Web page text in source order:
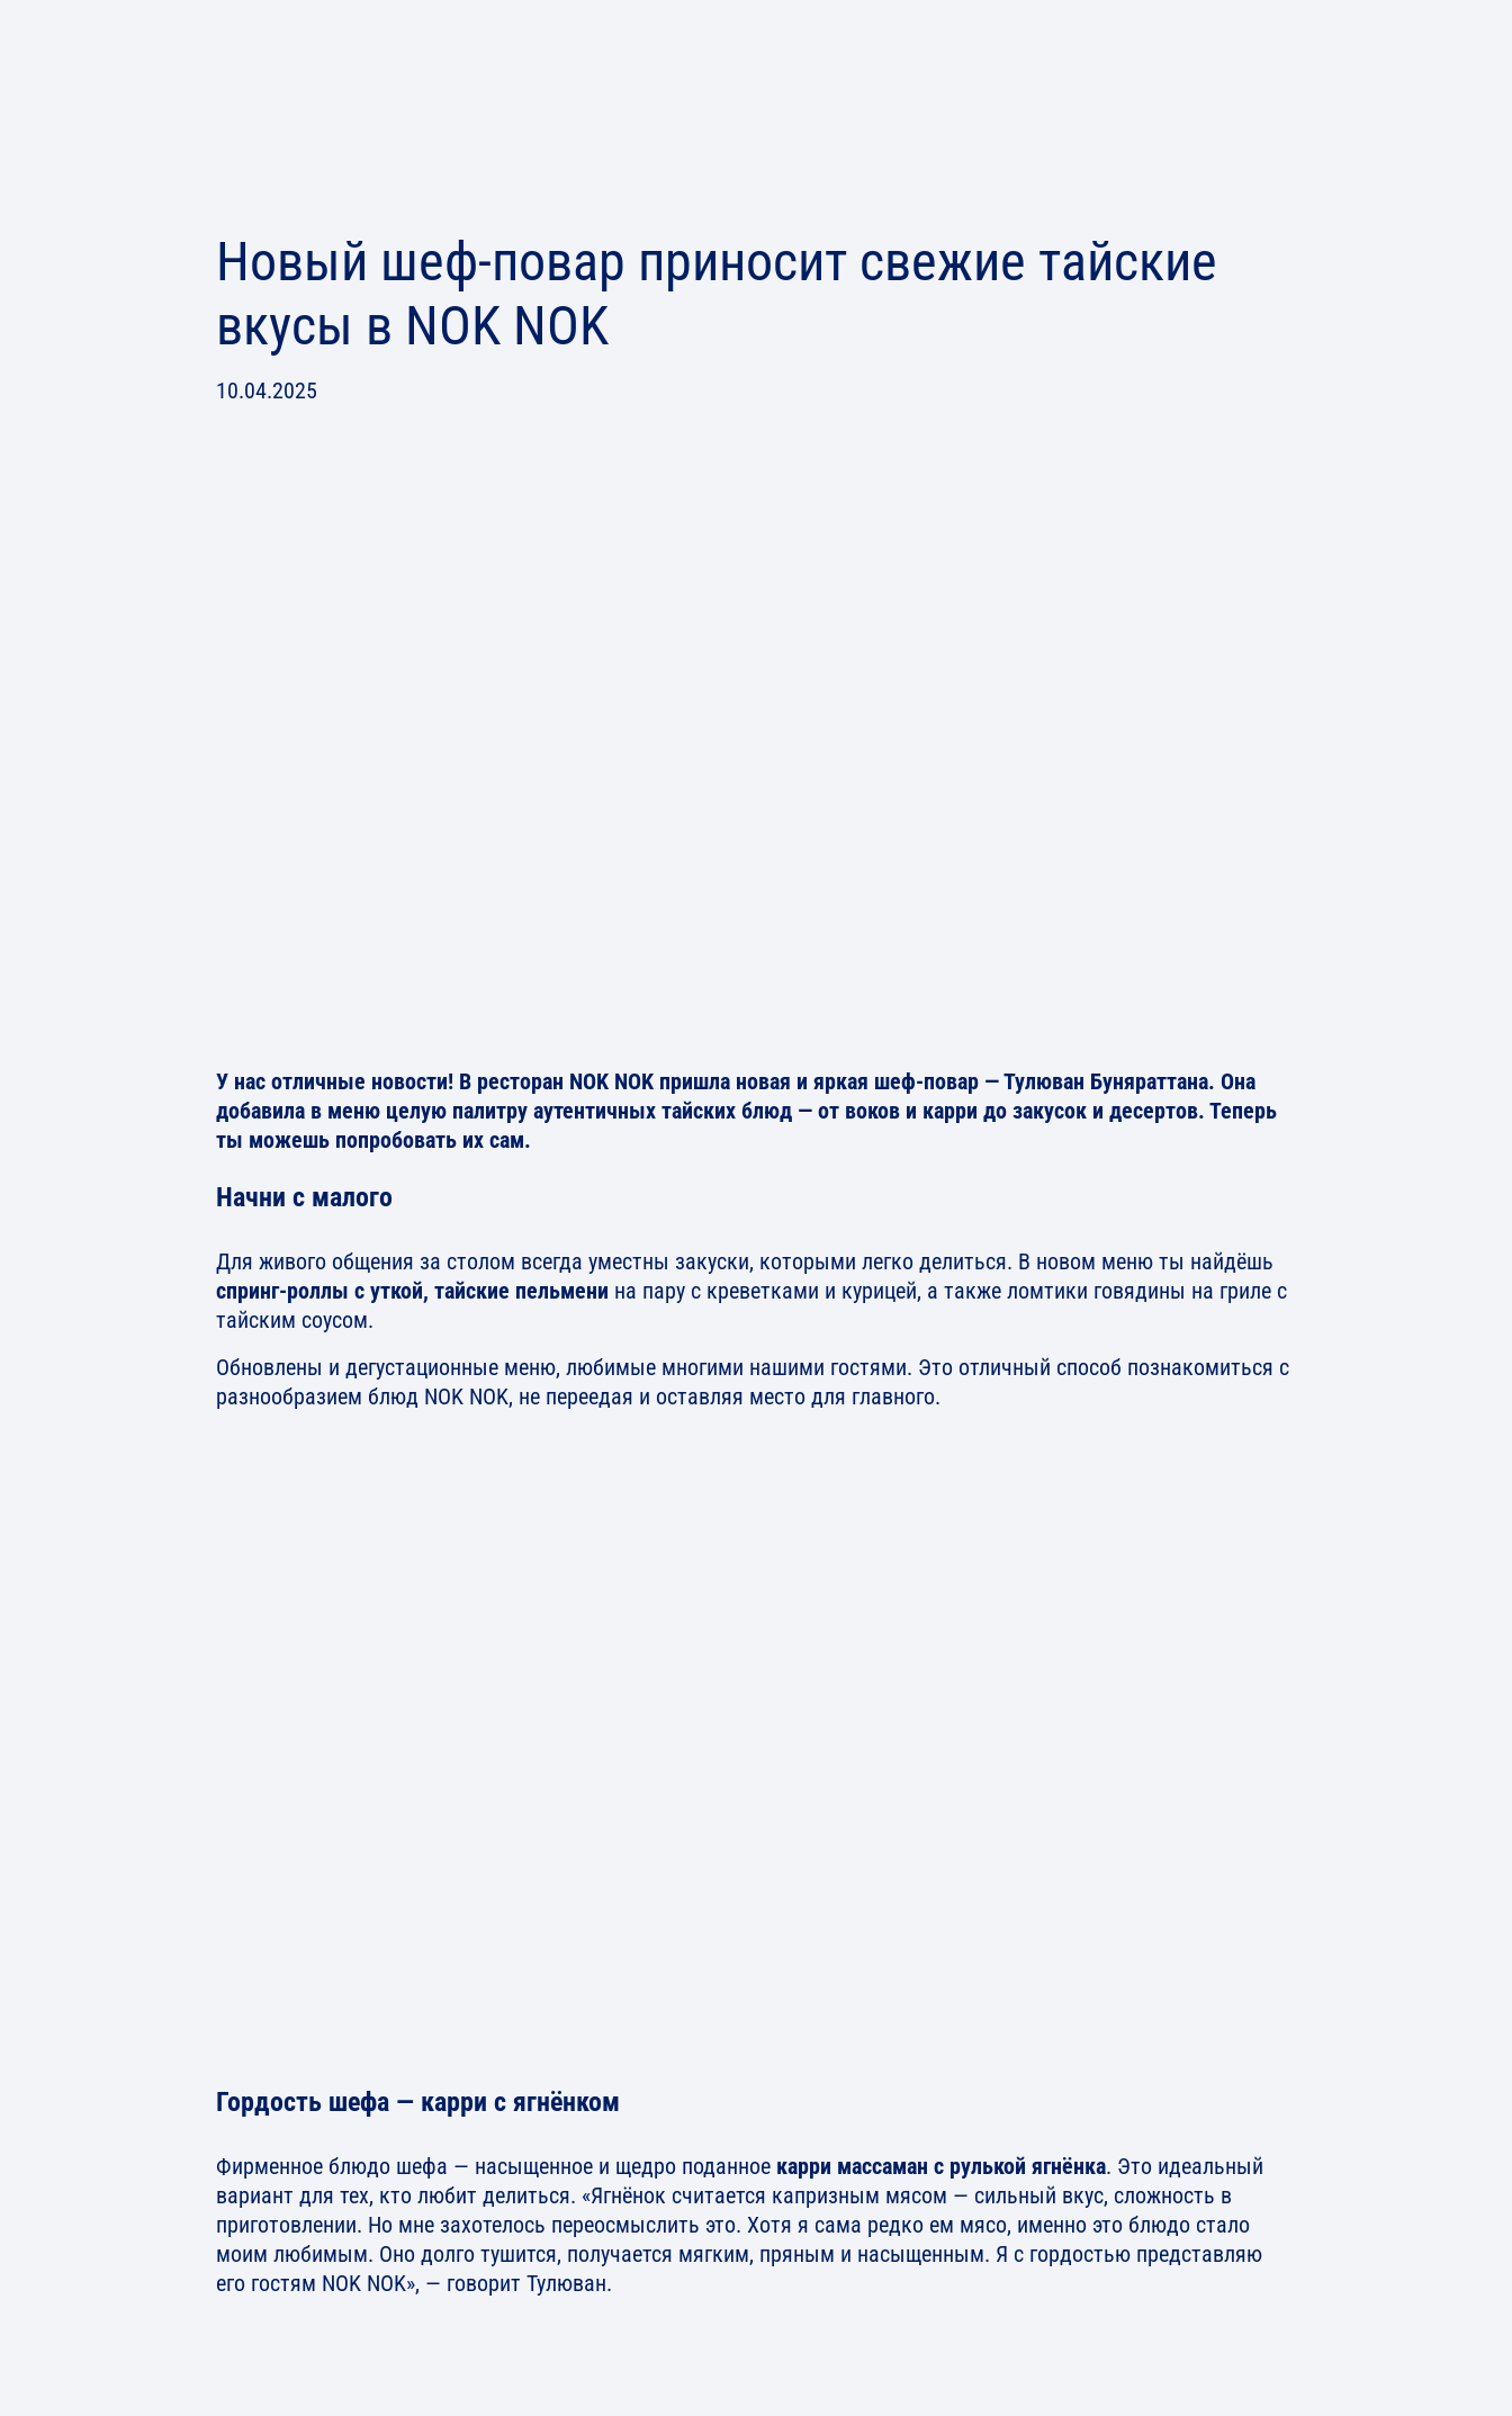
Новый шеф-повар приносит свежие тайские
вкусы в NOK NOK
10.04.2025
У нас отличные новости! В ресторан NOK NOK пришла новая и яркая шеф-повар — Тулюван Буняраттана. Она
добавила в меню целую палитру аутентичных тайских блюд — от воков и карри до закусок и десертов. Теперь
ты можешь попробовать их сам.
Начни с малого
Для живого общения за столом всегда уместны закуски, которыми легко делиться. В новом меню ты найдёшь
спринг-роллы с уткой, тайские пельмени на пару с креветками и курицей, а также ломтики говядины на гриле с
тайским соусом.
Обновлены и дегустационные меню, любимые многими нашими гостями. Это отличный способ познакомиться с
разнообразием блюд NOK NOK, не переедая и оставляя место для главного.
Гордость шефа — карри с ягнёнком
Фирменное блюдо шефа — насыщенное и щедро поданное карри массаман с рулькой ягнёнка. Это идеальный
вариант для тех, кто любит делиться. «Ягнёнок считается капризным мясом — сильный вкус, сложность в
приготовлении. Но мне захотелось переосмыслить это. Хотя я сама редко ем мясо, именно это блюдо стало
моим любимым. Оно долго тушится, получается мягким, пряным и насыщенным. Я с гордостью представляю
его гостям NOK NOK», — говорит Тулюван.